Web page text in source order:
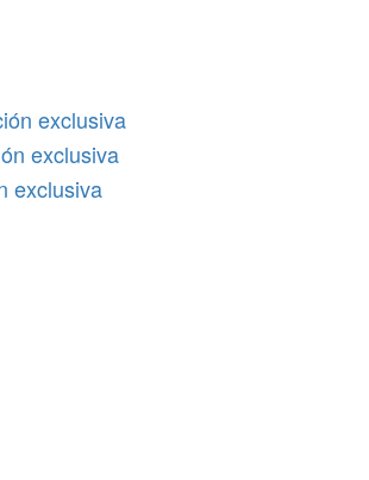
exclusiva
exclusiva
exclusiva